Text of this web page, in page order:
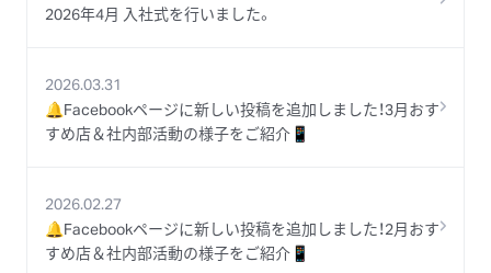
2026年4月 入社式を行いました。
2026.03.31
🔔Facebookページに新しい投稿を追加しました！3月おす
すめ店＆社内部活動の様子をご紹介📱
2026.02.27
🔔Facebookページに新しい投稿を追加しました！2月おす
すめ店＆社内部活動の様子をご紹介📱